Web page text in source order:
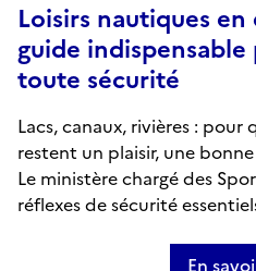
Loisirs nautiques en
guide
toute sécurité
Lacs, canaux, rivières : pour
restent un plaisir, une
Le ministère chargé des
réflexes de sécurité